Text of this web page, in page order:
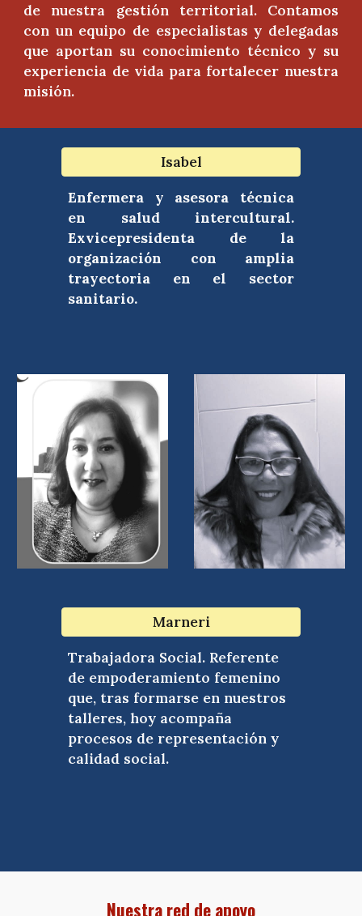
de nuestra gestión territorial. Contamos
con un equipo de especialistas y delegadas
que aportan su conocimiento técnico y su
experiencia de vida para fortalecer nuestra
misión.
Isabel
Enfermera y asesora técnica
en salud intercultural.
Exvicepresidenta de la
organización con amplia
trayectoria en el sector
sanitario.
Marneri
Trabajadora Social. Referente
de empoderamiento femenino
que, tras formarse en nuestros
talleres, hoy acompaña
procesos de representación y
calidad social.
Nuestra red de apoyo